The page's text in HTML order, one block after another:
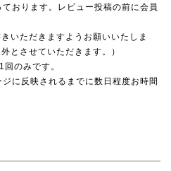
おります。レビュー投稿の前に会員
いただきますようお願いいたしま
とさせていただきます。）
のみです。
に反映されるまでに数日程度お時間